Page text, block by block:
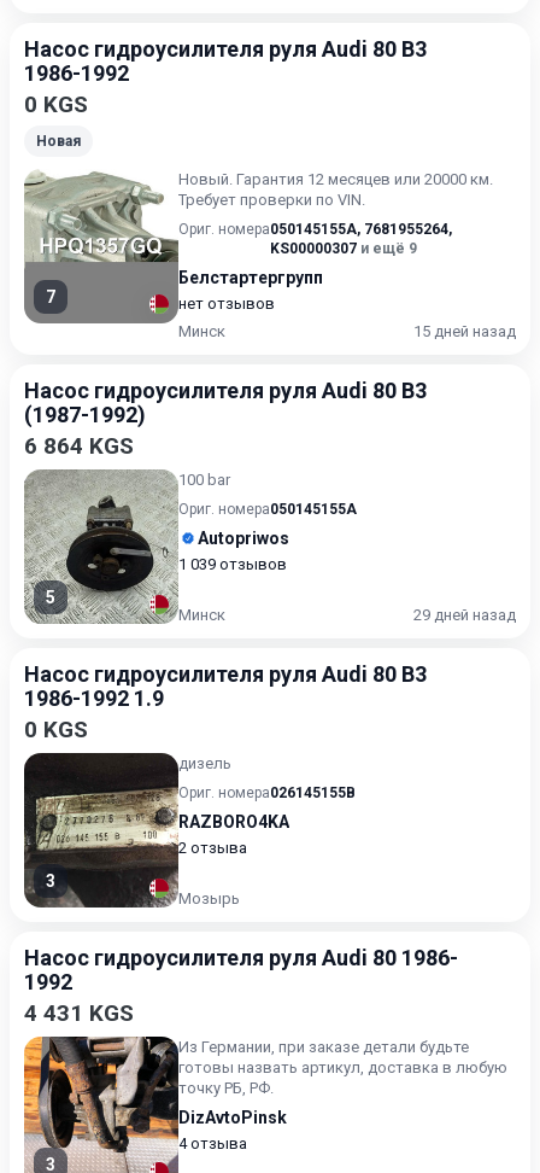
Насос гидроусилителя руля Audi 80 B3
1986-1992
0 KGS
Новая
7
Новый. Гарантия 12 месяцев или 20000 км.
Требует проверки по VIN.
Ориг. номера050145155A, 7681955264,
KS00000307 и ещё 9
Белстартергрупп
нет отзывов
Минск
15 дней назад
Насос гидроусилителя руля Audi 80 B3
(1987-1992)
6 864 KGS
5
100 bar
Ориг. номера050145155A
Autopriwos
1 039 отзывов
Минск 29 дней назад
Насос гидроусилителя руля Audi 80 B3
1986-1992 1.9
0 KGS
3
дизель
Ориг. номера026145155B
RAZBORO4KA
2 отзыва
Мозырь
Насос гидроусилителя руля Audi 80 1986-
1992
4 431 KGS
3
Из Германии, при заказе детали будьте
готовы назвать артикул, доставка в любую
точку РБ, РФ.
DizAvtoPinsk
4 отзыва